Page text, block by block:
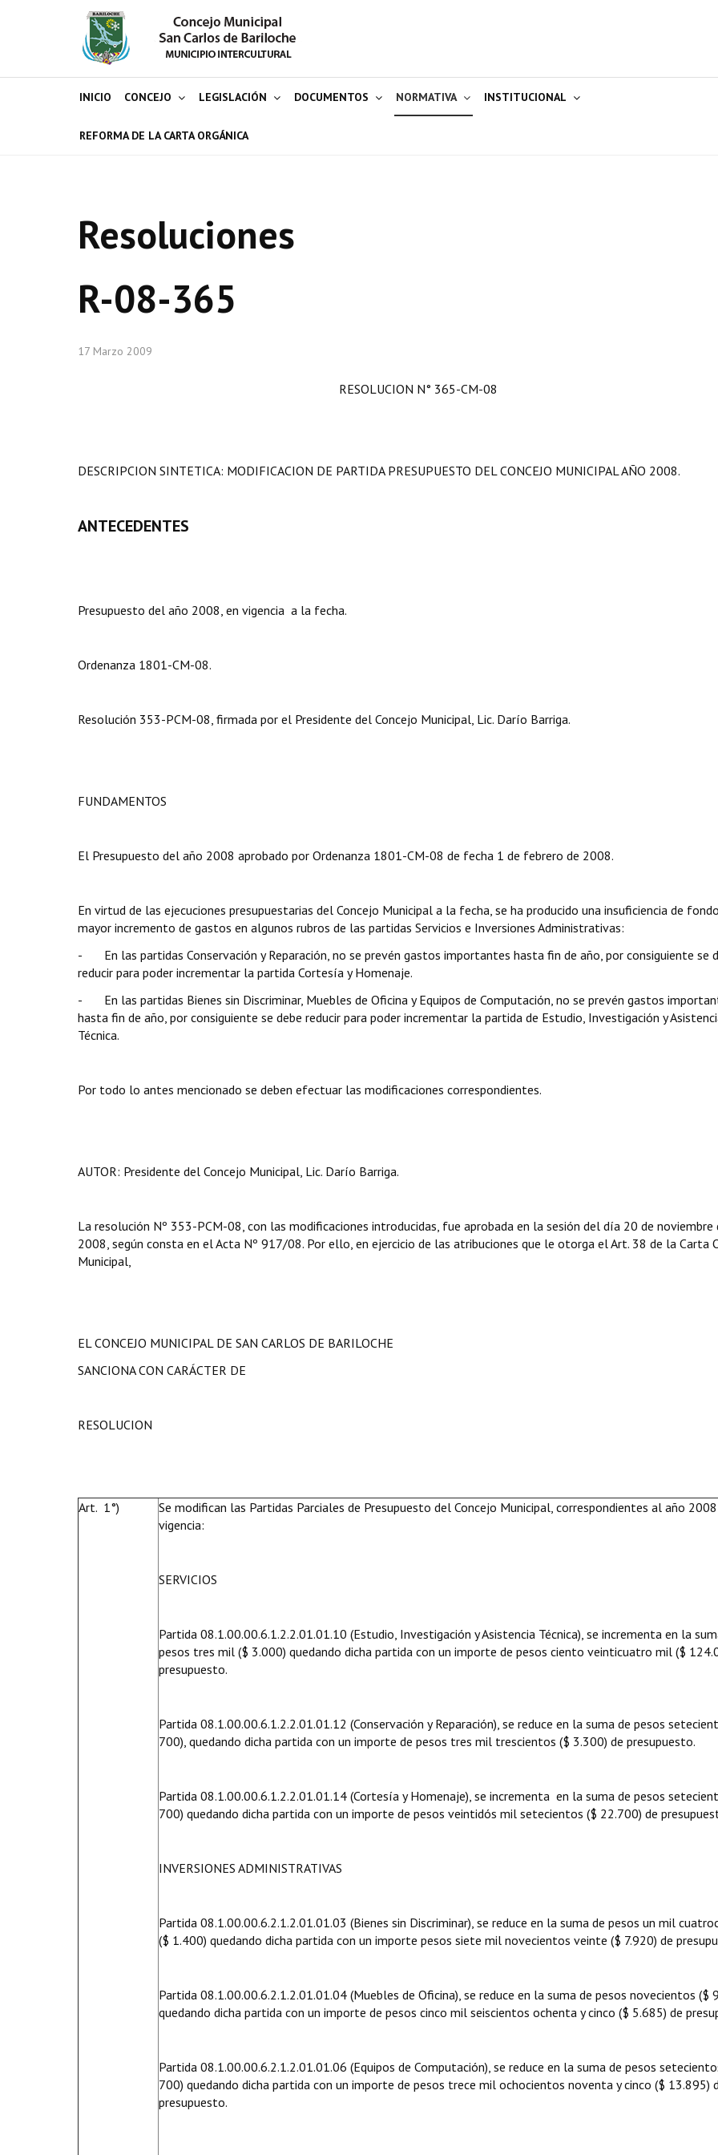
INICIO CONCEJO LEGISLACIÓN DOCUMENTOS NORMATIVA INSTITUCIONAL
REFORMA DE LA CARTA ORGÁNICA
Resoluciones
R-08-365
17 Marzo 2009
RESOLUCION N° 365-CM-08
DESCRIPCION SINTETICA: MODIFICACION DE PARTIDA PRESUPUESTO DEL CONCEJO MUNICIPAL AÑO 2008.
ANTECEDENTES
Presupuesto del año 2008, en vigencia a la fecha.
Ordenanza 1801-CM-08.
Resolución 353-PCM-08, firmada por el Presidente del Concejo Municipal, Lic. Darío Barriga.
FUNDAMENTOS
El Presupuesto del año 2008 aprobado por Ordenanza 1801-CM-08 de fecha 1 de febrero de 2008.
En virtud de las ejecuciones presupuestarias del Concejo Municipal a la fecha, se ha producido una insuficiencia de
mayor incremento de gastos en algunos rubros de las partidas Servicios e Inversiones Administrativas:
- En las partidas Conservación y Reparación, no se prevén gastos importantes hasta fin de año, por consiguiente se
reducir para poder incrementar la partida Cortesía y Homenaje.
- En las partidas Bienes sin Discriminar, Muebles de Oficina y Equipos de Computación, no se prevén gastos
hasta fin de año, por consiguiente se debe reducir para poder incrementar la partida de Estudio, Investigación y
Técnica.
Por todo lo antes mencionado se deben efectuar las modificaciones correspondientes.
AUTOR: Presidente del Concejo Municipal, Lic. Darío Barriga.
La resolución Nº 353-PCM-08, con las modificaciones introducidas, fue aprobada en la sesión del día 20 de noviembre
2008, según consta en el Acta Nº 917/08. Por ello, en ejercicio de las atribuciones que le otorga el Art. 38 de la Carta
Municipal,
EL CONCEJO MUNICIPAL DE SAN CARLOS DE BARILOCHE
SANCIONA CON CARÁCTER DE
RESOLUCION
Art. 1°)
Se modifican las Partidas Parciales de Presupuesto del Concejo Municipal, correspondientes al año
vigencia:
SERVICIOS
Partida 08.1.00.00.6.1.2.2.01.01.10 (Estudio, Investigación y Asistencia Técnica), se incrementa en la
pesos tres mil ($ 3.000) quedando dicha partida con un importe de pesos ciento veinticuatro mil ($
presupuesto.
Partida 08.1.00.00.6.1.2.2.01.01.12 (Conservación y Reparación), se reduce en la suma de pesos
700), quedando dicha partida con un importe de pesos tres mil trescientos ($ 3.300) de presupuesto.
Partida 08.1.00.00.6.1.2.2.01.01.14 (Cortesía y Homenaje), se incrementa en la suma de pesos
700) quedando dicha partida con un importe de pesos veintidós mil setecientos ($ 22.700) de
INVERSIONES ADMINISTRATIVAS
Partida 08.1.00.00.6.2.1.2.01.01.03 (Bienes sin Discriminar), se reduce en la suma de pesos un mil
($ 1.400) quedando dicha partida con un importe pesos siete mil novecientos veinte ($ 7.920) de
Partida 08.1.00.00.6.2.1.2.01.01.04 (Muebles de Oficina), se reduce en la suma de pesos novecientos ($
quedando dicha partida con un importe de pesos cinco mil seiscientos ochenta y cinco ($ 5.685) de
Partida 08.1.00.00.6.2.1.2.01.01.06 (Equipos de Computación), se reduce en la suma de pesos
700) quedando dicha partida con un importe de pesos trece mil ochocientos noventa y cinco ($ 13.895)
presupuesto.